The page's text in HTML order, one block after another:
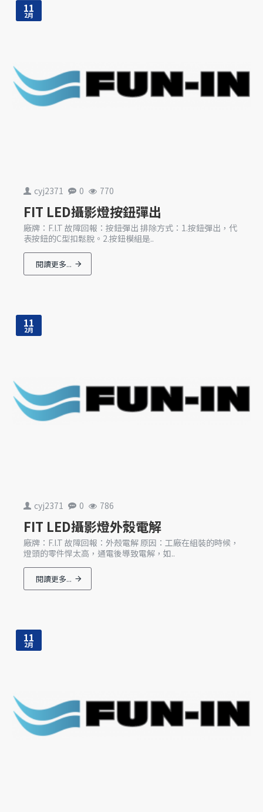
11
2月
cyj2371 0 770
FIT LED攝影燈按鈕彈出
廠牌：F.I.T 故障回報：按鈕彈出 排除方式：1.按鈕彈出，代
表按鈕的C型扣鬆脫。2.按鈕模組是..
閱讀更多...
11
2月
cyj2371 0 786
FIT LED攝影燈外殼電解
廠牌：F.I.T 故障回報：外殼電解 原因：工廠在組裝的時候，
燈頭的零件悍太高，通電後導致電解，如..
閱讀更多...
11
2月